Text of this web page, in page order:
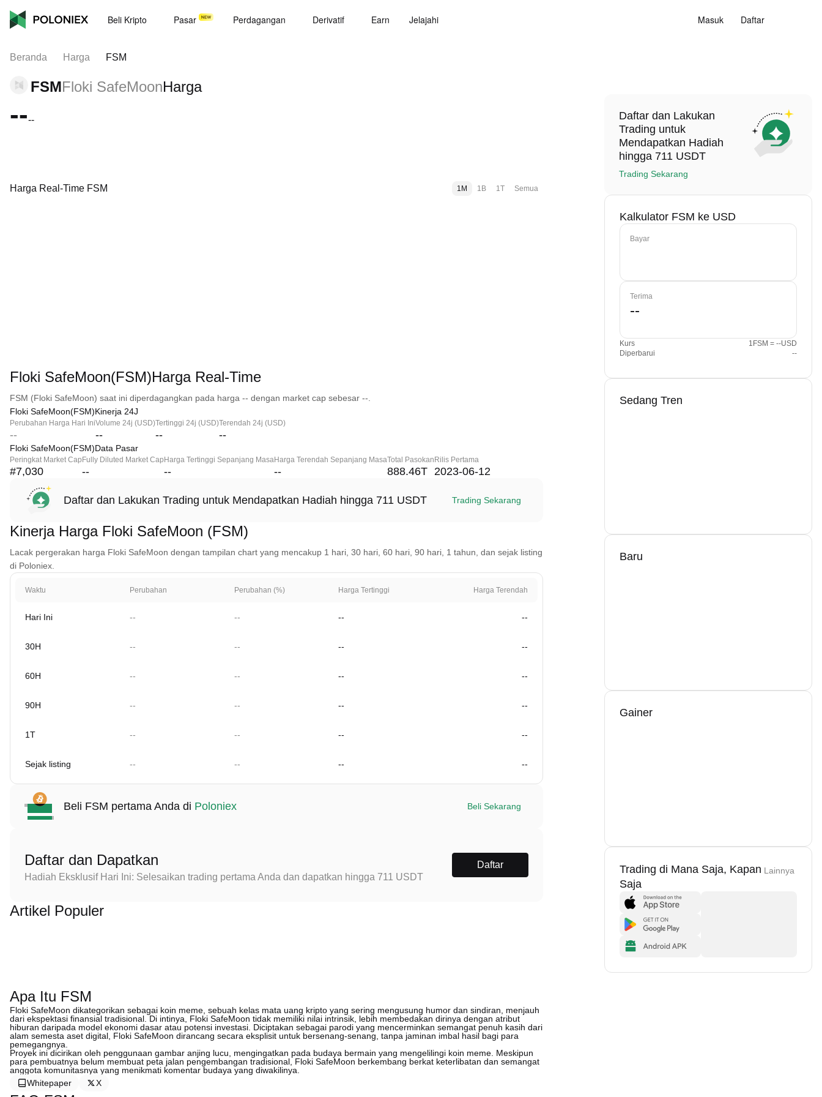
Beli Kripto Pasar Perdagangan Derivatif Earn Jelajahi Masuk Daftar
Beranda Harga FSM
FSMFloki SafeMoonHarga
----
Harga Real-Time FSM 1M 1B 1T Semua
Floki SafeMoon(FSM)Harga Real-Time
FSM (Floki SafeMoon) saat ini diperdagangkan pada harga -- dengan market cap sebesar --.
Floki SafeMoon(FSM)Kinerja 24J
Perubahan Harga Hari Ini
--
Volume 24j (USD)
--
Tertinggi 24j (USD)
--
Terendah 24j (USD)
--
Floki SafeMoon(FSM)Data Pasar
Peringkat Market Cap
#7,030
Fully Diluted Market Cap
--
Harga Tertinggi Sepanjang Masa
--
Harga Terendah Sepanjang Masa
--
Total Pasokan
888.46T
Rilis Pertama
2023-06-12
Daftar dan Lakukan Trading untuk Mendapatkan Hadiah hingga 711 USDT Trading Sekarang
Kinerja Harga Floki SafeMoon (FSM)
Lacak pergerakan harga Floki SafeMoon dengan tampilan chart yang mencakup 1 hari, 30 hari, 60 hari, 90 hari, 1 tahun, dan sejak listing
di Poloniex.
Waktu Perubahan Perubahan (%) Harga Tertinggi Harga Terendah
Hari Ini -- -- -- --
30H -- -- -- --
60H -- -- -- --
90H -- -- -- --
1T -- -- -- --
Sejak listing -- -- -- --
Beli FSM pertama Anda di Poloniex Beli Sekarang
Daftar dan Dapatkan
Hadiah Eksklusif Hari Ini: Selesaikan trading pertama Anda dan dapatkan hingga 711 USDT
Daftar
Artikel Populer
Apa Itu FSM
Floki SafeMoon dikategorikan sebagai koin meme, sebuah kelas mata uang kripto yang sering mengusung humor dan sindiran, menjauh
dari ekspektasi finansial tradisional. Di intinya, Floki SafeMoon tidak memiliki nilai intrinsik, lebih membedakan dirinya dengan atribut
hiburan daripada model ekonomi dasar atau potensi investasi. Diciptakan sebagai parodi yang mencerminkan semangat penuh kasih dari
alam semesta aset digital, Floki SafeMoon dirancang secara eksplisit untuk bersenang-senang, tanpa jaminan imbal hasil bagi para
pemegangnya.
Proyek ini dicirikan oleh penggunaan gambar anjing lucu, mengingatkan pada budaya bermain yang mengelilingi koin meme. Meskipun
para pembuatnya belum membuat peta jalan pengembangan tradisional, Floki SafeMoon berkembang berkat keterlibatan dan semangat
anggota komunitasnya yang menikmati komentar budaya yang diwakilinya.
Whitepaper
X
Daftar dan Lakukan
Trading untuk
Mendapatkan Hadiah
hingga 711 USDT
Trading Sekarang
Kalkulator FSM ke USD
Bayar
Terima
Kurs
1FSM = --USD
Diperbarui
--
Sedang Tren
Baru
Gainer
Trading di Mana Saja, Kapan
Saja
Lainnya